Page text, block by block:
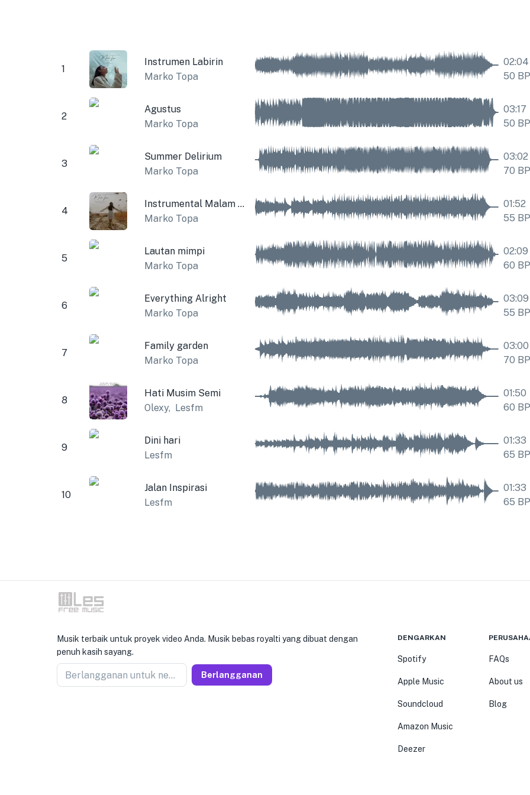
1
Instrumen Labirin
Marko Topa
02:04
50
2
Agustus
Marko Topa
03:17
50
3
Summer Delirium
Marko Topa
03:02
70
4
Instrumental Malam Musim Panas
Marko Topa
01:52
55
5
Lautan mimpi
Marko Topa
02:09
60
6
Everything Alright
Marko Topa
03:09
55
7
Family garden
Marko Topa
03:00
70
8
Hati Musim Semi
Olexy, Lesfm
01:50
60
9
Dini hari
Lesfm
01:33
65
10
Jalan Inspirasi
Lesfm
01:33
65
Musik terbaik untuk proyek video Anda. Musik bebas royalti yang dibuat dengan
penuh kasih sayang.
Berlangganan untuk newseller Berlangganan
DENGARKAN
Spotify
Apple Music
Soundcloud
Amazon Music
Deezer
FAQs
About us
Blog